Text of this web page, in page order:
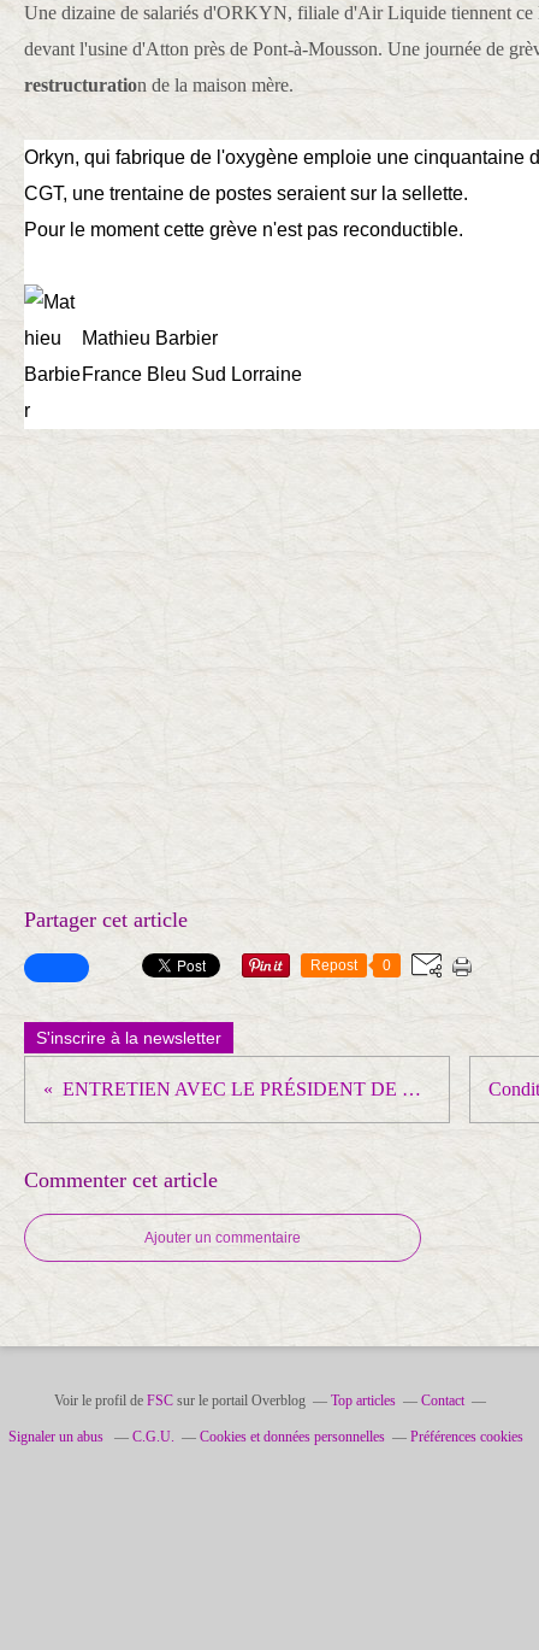
Une dizaine de salariés d'ORKYN, filiale d'Air Liquide tiennent ce
devant l'usine d'Atton près de Pont-à-Mousson. Une journée de
restructuration de la maison mère.
Orkyn, qui fabrique de l'oxygène emploie une cinquantaine
CGT, une trentaine de postes seraient sur la sellette.
Pour le moment cette grève n'est pas reconductible.
Mathieu Barbier
France Bleu Sud Lorraine
ⓘ
Partager cet article
Repost 0
S'inscrire à la newsletter
ENTRETIEN AVEC LE PRÉSIDENT DE LA TRANSITION, CHEF DE L'ETAT, LE CAPITAINE IBRAHIM TRAORE
Commenter cet article
Ajouter un commentaire
Voir le profil de FSCsur le portail Overblog Top articles Contact
Signaler un abus C.G.U. Cookies et données personnelles Préférences cookies